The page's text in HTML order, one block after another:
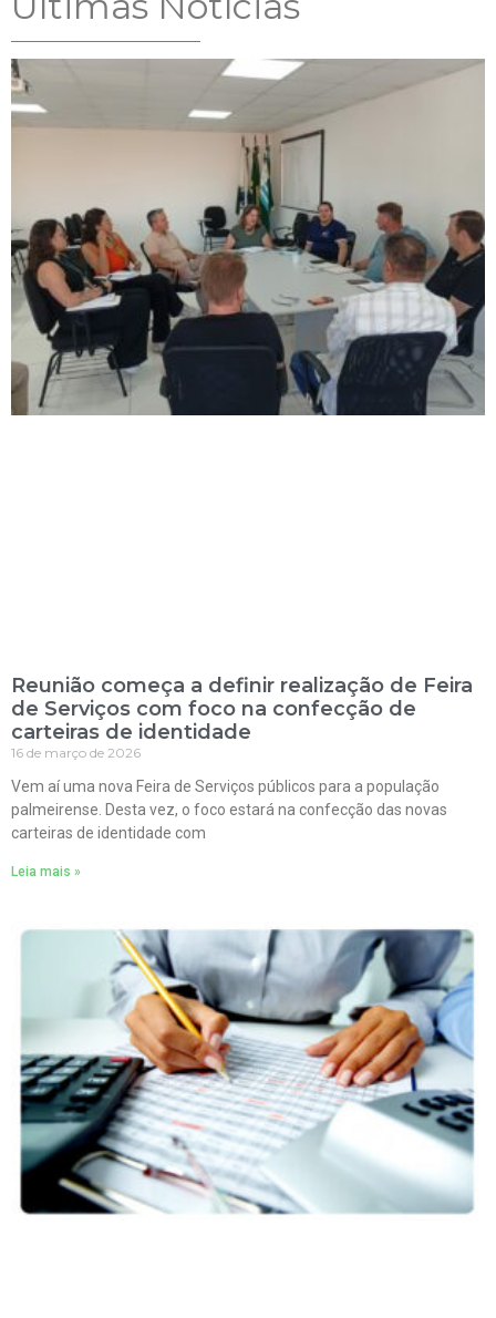
Reunião começa a definir realização de Feira
de Serviços com foco na confecção de
carteiras de identidade
16 de março de 2026
Vem aí uma nova Feira de Serviços públicos para a população
palmeirense. Desta vez, o foco estará na confecção das novas
carteiras de identidade com
Leia mais »